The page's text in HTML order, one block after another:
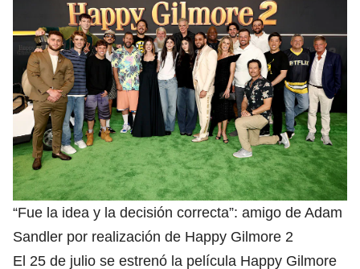
“Fue la idea y la decisión correcta”: amigo de Adam
Sandler por realización de Happy Gilmore 2
El 25 de julio se estrenó la película Happy Gilmore